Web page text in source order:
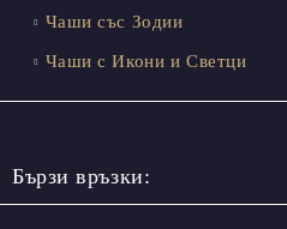
Чаши със Зодии
Чаши с Икони и Светци
Бързи връзки: